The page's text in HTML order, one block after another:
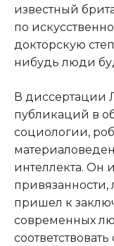
известный
по
докторскую
нибудь люди
В диссертации
публикаций в
социологии,
интеллекта. Он
привязанности,
пришел к
современных